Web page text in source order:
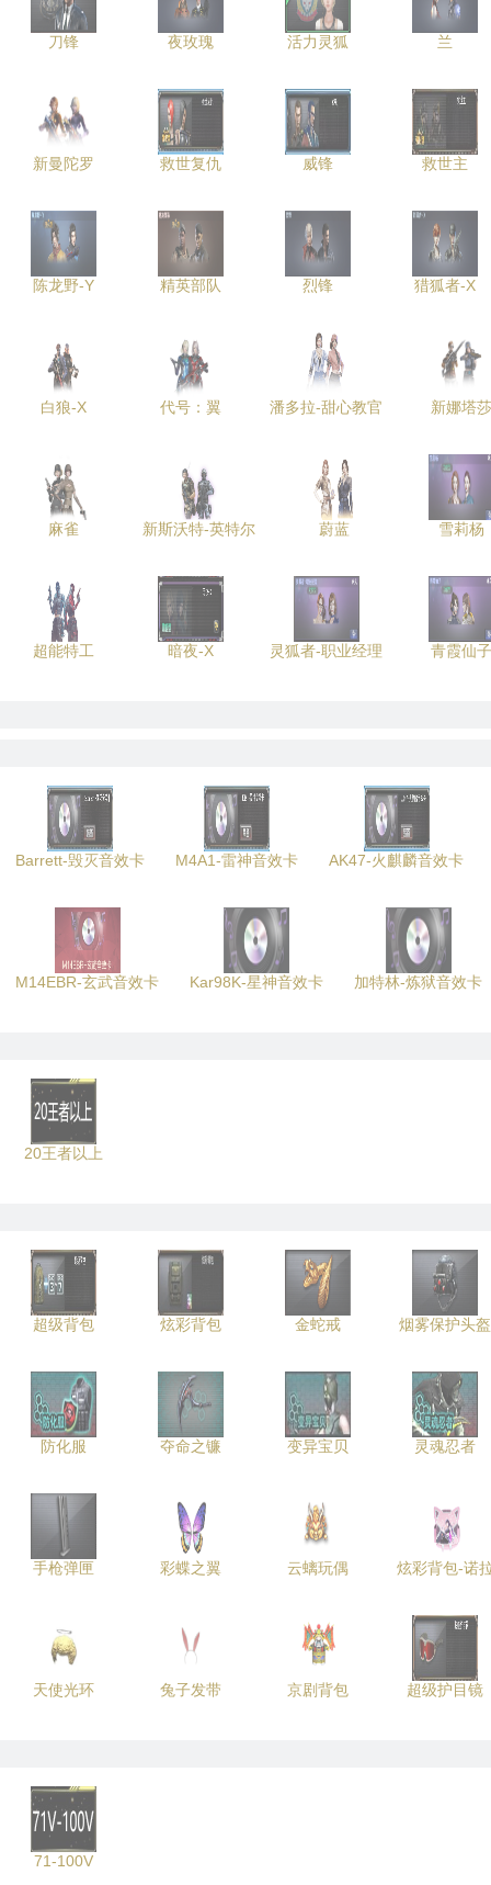
刀锋 夜玫瑰 活力灵狐 兰
新曼陀罗 救世复仇 威锋 救世主
陈龙野-Y 精英部队 烈锋 猎狐者-X
白狼-X 代号：翼 潘多拉-甜心教官 新娜塔莎
麻雀 新斯沃特-英特尔 蔚蓝 雪莉杨
超能特工 暗夜-X 灵狐者-职业经理 青霞仙子
Barrett-毁灭音效卡 M4A1-雷神音效卡 AK47-火麒麟音效卡
M14EBR-玄武音效卡 Kar98K-星神音效卡 加特林-炼狱音效卡
20王者以上
超级背包 炫彩背包 金蛇戒 烟雾保护头盔
防化服 夺命之镰 变异宝贝 灵魂忍者
手枪弹匣 彩蝶之翼 云螭玩偶 炫彩背包-诺
天使光环 兔子发带 京剧背包 超级护目镜
71-100V